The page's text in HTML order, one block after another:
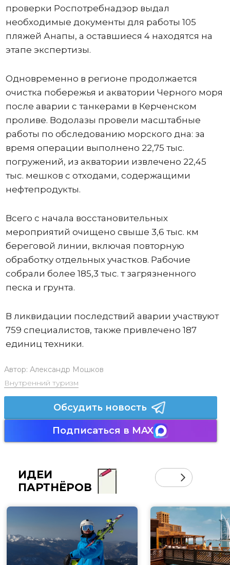
проверки Роспотребнадзор выдал
необходимые документы для работы 105
пляжей Анапы, а оставшиеся 4 находятся на
этапе экспертизы.
Одновременно в регионе продолжается
очистка побережья и акватории Черного моря
после аварии с танкерами в Керченском
проливе. Водолазы провели масштабные
работы по обследованию морского дна: за
время операции выполнено 22,75 тыс.
погружений, из акватории извлечено 22,45
тыс. мешков с отходами, содержащими
нефтепродукты.
Всего с начала восстановительных
мероприятий очищено свыше 3,6 тыс. км
береговой линии, включая повторную
обработку отдельных участков. Рабочие
собрали более 185,3 тыс. т загрязненного
песка и грунта.
В ликвидации последствий аварии участвуют
759 специалистов, также привлечено 187
единиц техники.
Автор: Александр Мошков
Внутренний туризм
Обсудить новость
Подписаться в MAX
ИДЕИ
ПАРТНЁРОВ